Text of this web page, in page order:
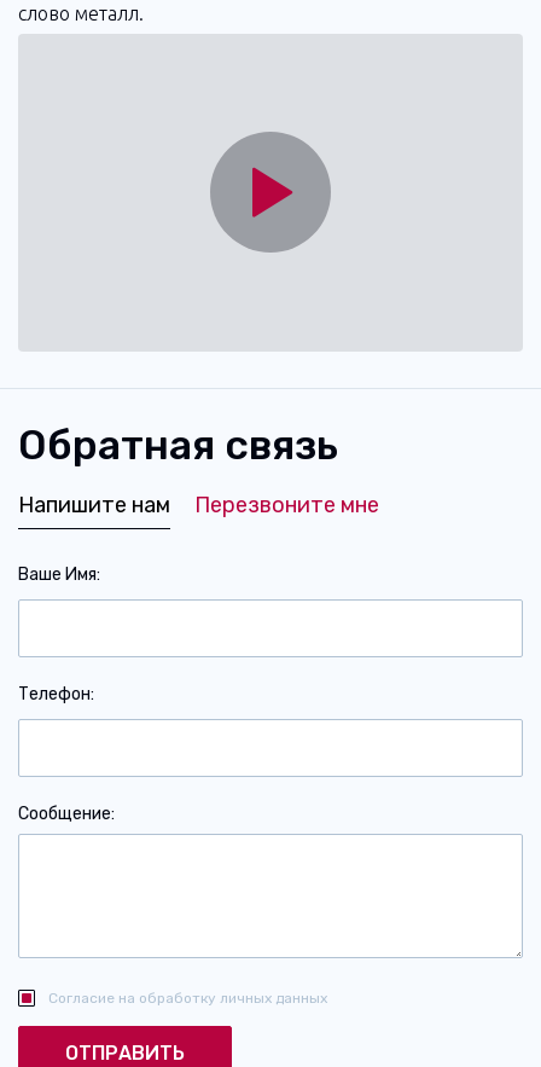
слово металл.
Обратная связь
Напишите нам Перезвоните мне
Ваше Имя
Телефон
Сообщение
Согласие на обработку личных данных